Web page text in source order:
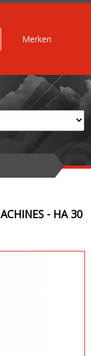
Merken
- HA 30